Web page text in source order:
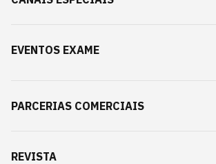
EVENTOS EXAME
PARCERIAS COMERCIAIS
REVISTA